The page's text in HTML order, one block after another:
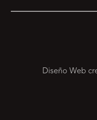
Diseño Web